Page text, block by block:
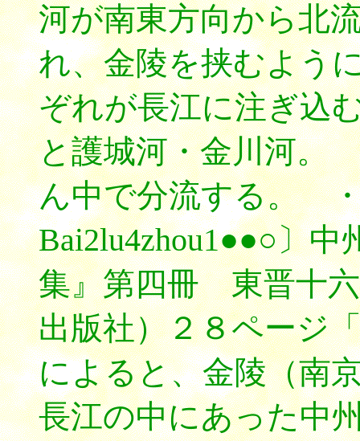
河が南東方向から北
れ、金陵を挟むよう
ぞれが長江に注ぎ込
と護城河・金川河。
ん中で分流する。
Bai2lu4zhou1●●○〕
集』第四冊 東晋十
出版社）２８ページ
によると、金陵（南
長江の中にあった中